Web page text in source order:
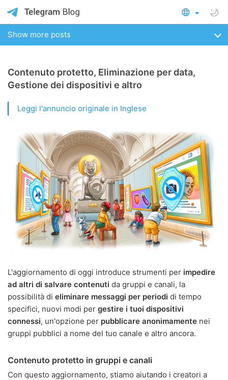
Show more posts
Contenuto protetto, Eliminazione per data,
Gestione dei dispositivi e altro
Leggi l'annuncio originale in Inglese
L'aggiornamento di oggi introduce strumenti per impedire
ad altri di salvare contenuti da gruppi e canali, la
possibilità di eliminare messaggi per periodi di tempo
specifici, nuovi modi per gestire i tuoi dispositivi
connessi, un'opzione per pubblicare anonimamente nei
gruppi pubblici a nome del tuo canale e altro ancora.
Contenuto protetto in gruppi e canali
Con questo aggiornamento, stiamo aiutando i creatori a